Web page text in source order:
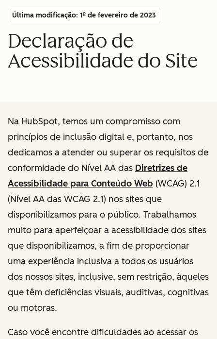
Última modificação: 1º de fevereiro de 2023
Declaração de
Acessibilidade do Site
Na HubSpot, temos um compromisso com
princípios de inclusão digital e, portanto, nos
dedicamos a atender ou superar os requisitos de
conformidade do Nível AA das Diretrizes de
Acessibilidade para Conteúdo Web (WCAG) 2.1
(Nível AA das WCAG 2.1) nos sites que
disponibilizamos para o público. Trabalhamos
muito para aperfeiçoar a acessibilidade dos sites
que disponibilizamos, a fim de proporcionar
uma experiência inclusiva a todos os usuários
dos nossos sites, inclusive, sem restrição, àqueles
que têm deficiências visuais, auditivas, cognitivas
ou motoras.
Caso você encontre dificuldades ao acessar os